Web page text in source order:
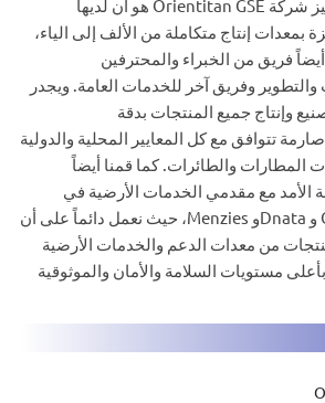
وعلاوة على ذلك، ما يميز شركة Orientitan GSE هو أن لديها
بمعدات إنتاج متكاملة من الألف إلى الياء،
فريق من الخبراء والمحترفين
وفريق آخر للخدمات العامة. ويجدر
وإنتاج جميع المنتجات بدقة
تتوافق مع كل المعايير المحلية والدولية
المطارات والطائرات. كما قمنا أيضاً
مع مقدمي الخدمات الأرضية في
المطارات مثل Qantas و Dnataو Menzies، حيث نعمل دائماً على أن
من معدات الدعم والخدمات الأرضية
مستويات السلامة والأمان والموثوقية